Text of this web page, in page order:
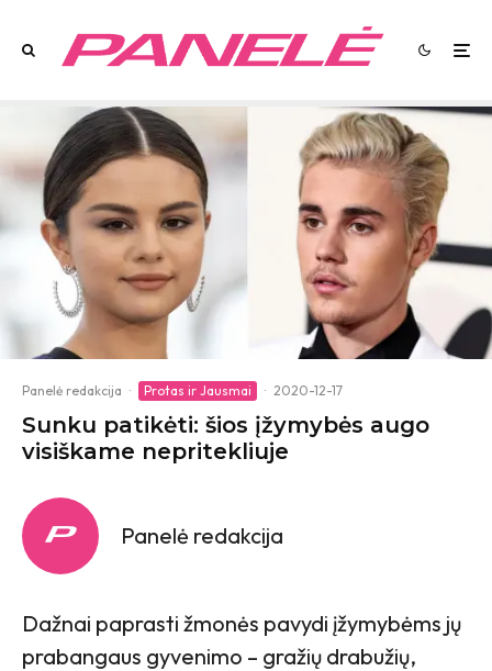
Panelė redakcija · Protas ir Jausmai · 2020-12-17
Sunku patikėti: šios įžymybės augo
visiškame nepritekliuje
Panelė redakcija
Dažnai paprasti žmonės pavydi įžymybėms jų
prabangaus gyvenimo – gražių drabužių,